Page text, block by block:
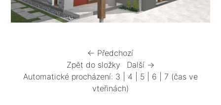
← Předchozí
Zpět do složky
Další →
Automatické procházení: 3 4 5 6 7 (čas ve
vteřinách)